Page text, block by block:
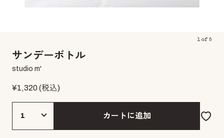
1of 5
サンデーボトル
studio m'
¥1,320(税込)
カートに追加